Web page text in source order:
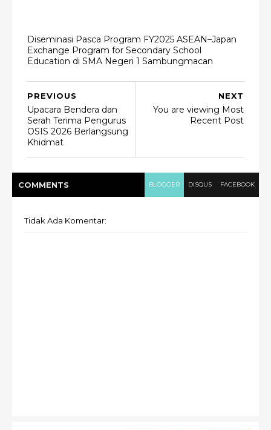
Diseminasi Pasca Program FY2025 ASEAN–Japan
Exchange Program for Secondary School
Education di SMA Negeri 1 Sambungmacan
NEXT
You are viewing Most
Recent Post
PREVIOUS
Upacara Bendera dan
Serah Terima Pengurus
OSIS 2026 Berlangsung
Khidmat
COMMENTS BLOGGER DISQUS FACEBOOK
Tidak Ada Komentar: